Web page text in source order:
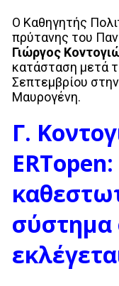
Ο Καθηγητής
πρύτανης του
Γιώργος
κατάσταση μετά
Σεπτεμβρίου στην
Μαυρογένη.
Γ.
σύστημα